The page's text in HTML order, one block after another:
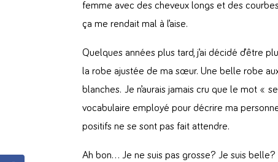
femme avec des cheveux longs et des
ça me rendait mal à l’aise.
Quelques années plus tard, j’ai décidé d’être
la robe ajustée de ma sœur. Une belle robe
blanches. Je n’aurais jamais cru que le mot «
vocabulaire employé pour décrire ma
positifs ne se sont pas fait attendre.
Ah bon… Je ne suis pas grosse? Je suis belle?